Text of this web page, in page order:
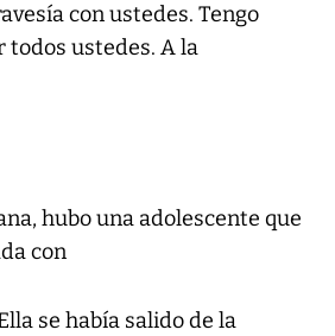
con ustedes. Tengo
ustedes. A la
hubo una adolescente que
con
se había salido de la